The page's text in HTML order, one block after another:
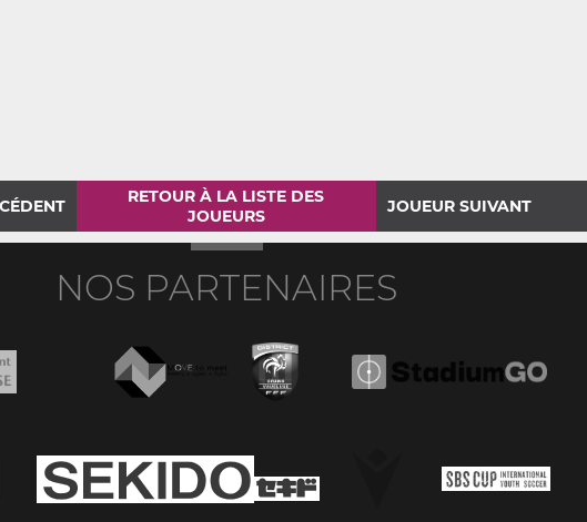
RETOUR À LA LISTE DES
JOUEURS
JOUEUR SUIVANT
NOS PARTENAIRES